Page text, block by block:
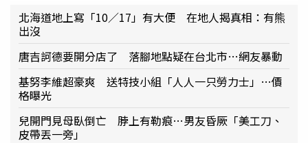
北海道地上寫「10／17」有大便 在地人揭真相：有熊
出沒
唐吉訶德要開分店了 落腳地點疑在台北市…網友暴動
基努李維超豪爽 送特技小組「人人一只勞力士」…價
格曝光
兒開門見母臥倒亡 脖上有勒痕…男友昏厥「美工刀、
皮帶丟一旁」